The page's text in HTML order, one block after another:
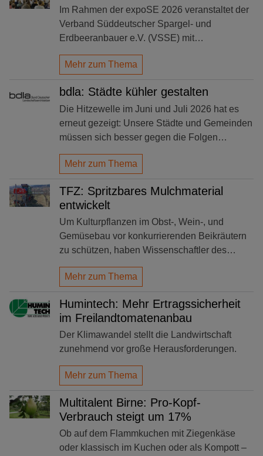
Im Rahmen der expoSE 2026 veranstaltet der
Verband Süddeutscher Spargel- und
Erdbeeranbauer e.V. (VSSE) mit…
Mehr zum Thema
bdla: Städte kühler gestalten
Die Hitzewelle im Juni und Juli 2026 hat es
erneut gezeigt: Unsere Städte und Gemeinden
müssen sich besser gegen die Folgen…
Mehr zum Thema
TFZ: Spritzbares Mulchmaterial
entwickelt
Um Kulturpflanzen im Obst-, Wein-, und
Gemüsebau vor konkurrierenden Beikräutern
zu schützen, haben Wissenschaftler des…
Mehr zum Thema
Humintech: Mehr Ertragssicherheit
im Freilandtomatenanbau
Der Klimawandel stellt die Landwirtschaft
zunehmend vor große Herausforderungen.
Mehr zum Thema
Multitalent Birne: Pro-Kopf-
Verbrauch steigt um 17%
Ob auf dem Flammkuchen mit Ziegenkäse
oder klassisch im Kuchen oder als Kompott –